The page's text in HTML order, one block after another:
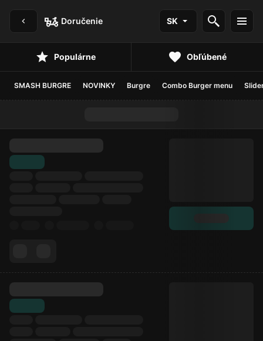
Doručenie SK
Populárne Obľúbené
SMASH BURGRE NOVINKY Burgre Combo Burger menu